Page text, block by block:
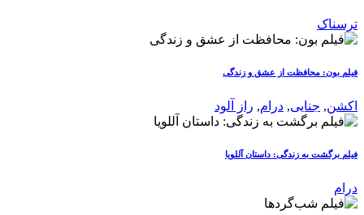
ترسناک
فیلم بون: محافظت از عشق و زندگی
اکشن, جنایی, درام, راز آلود
فیلم برگشت به زندگی: داستان آللویا
درام